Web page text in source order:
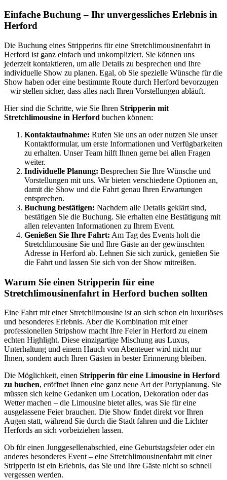
Einfache Buchung – Ihr unvergessliches Erlebnis in
Herford
Die Buchung eines Stripperins für eine Stretchlimousinenfahrt in
Herford ist ganz einfach und unkompliziert. Sie können uns
jederzeit kontaktieren, um alle Details zu besprechen und Ihre
individuelle Show zu planen. Egal, ob Sie spezielle Wünsche für die
Show haben oder eine bestimmte Route durch Herford bevorzugen
– wir stellen sicher, dass alles nach Ihren Vorstellungen abläuft.
Hier sind die Schritte, wie Sie Ihren Stripperin mit
Stretchlimousine in Herford buchen können:
Kontaktaufnahme: Rufen Sie uns an oder nutzen Sie unser
Kontaktformular, um erste Informationen und Verfügbarkeiten
zu erhalten. Unser Team hilft Ihnen gerne bei allen Fragen
weiter.
Individuelle Planung: Besprechen Sie Ihre Wünsche und
Vorstellungen mit uns. Wir bieten verschiedene Optionen an,
damit die Show und die Fahrt genau Ihren Erwartungen
entsprechen.
Buchung bestätigen: Nachdem alle Details geklärt sind,
bestätigen Sie die Buchung. Sie erhalten eine Bestätigung mit
allen relevanten Informationen zu Ihrem Event.
Genießen Sie Ihre Fahrt: Am Tag des Events holt die
Stretchlimousine Sie und Ihre Gäste an der gewünschten
Adresse in Herford ab. Lehnen Sie sich zurück, genießen Sie
die Fahrt und lassen Sie sich von der Show mitreißen.
Warum Sie einen Stripperin für eine
Stretchlimousinenfahrt in Herford buchen sollten
Eine Fahrt mit einer Stretchlimousine ist an sich schon ein luxuriöses
und besonderes Erlebnis. Aber die Kombination mit einer
professionellen Stripshow macht Ihre Feier in Herford zu einem
echten Highlight. Diese einzigartige Mischung aus Luxus,
Unterhaltung und einem Hauch von Abenteuer wird nicht nur
Ihnen, sondern auch Ihren Gästen in bester Erinnerung bleiben.
Die Möglichkeit, einen Stripperin für eine Limousine in Herford
zu buchen, eröffnet Ihnen eine ganz neue Art der Partyplanung. Sie
müssen sich keine Gedanken um Location, Dekoration oder das
Wetter machen – die Limousine bietet alles, was Sie für eine
ausgelassene Feier brauchen. Die Show findet direkt vor Ihren
Augen statt, während Sie durch die Stadt fahren und die Lichter
Herfords an sich vorbeiziehen lassen.
Ob für einen Junggesellenabschied, eine Geburtstagsfeier oder ein
anderes besonderes Event – eine Stretchlimousinenfahrt mit einer
Stripperin ist ein Erlebnis, das Sie und Ihre Gäste nicht so schnell
vergessen werden.